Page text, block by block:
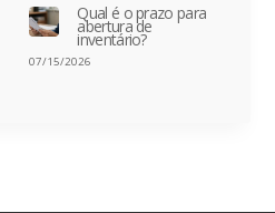
Qual é o prazo para
abertura de
inventário?
07/15/2026